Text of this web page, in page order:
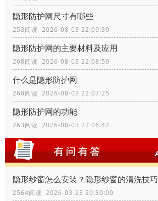
隐形防护网尺寸有哪些
253阅读 2026-08-03 22:09:39
隐形防护网的主要材料及应用
268阅读 2026-08-03 22:08:59
什么是隐形防护网
260阅读 2026-08-03 22:07:25
隐形防护网的功能
263阅读 2026-08-03 22:06:42
隐形纱窗怎么安装？隐形纱窗的清洗技巧
2564阅读 2026-03-23 20:30:00